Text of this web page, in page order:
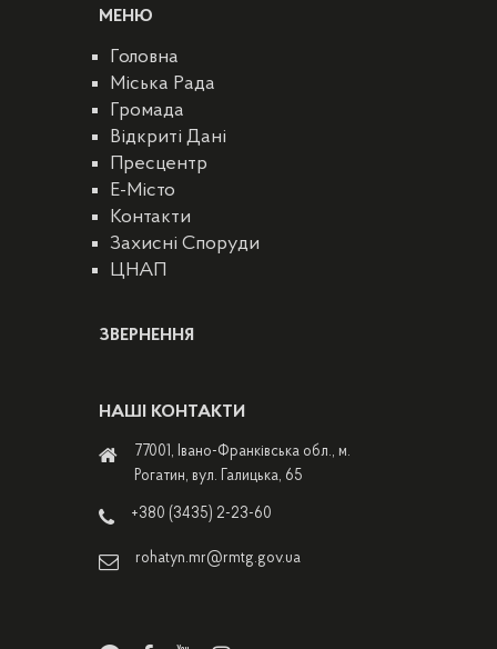
МЕНЮ
Головна
Міська Рада
Громада
Відкриті Дані
Пресцентр
E-Місто
Контакти
Захисні Споруди
ЦНАП
ЗВЕРНЕННЯ
НАШІ КОНТАКТИ
77001, Івано-Франківська обл., м.
Рогатин, вул. Галицька, 65
+380 (3435) 2-23-60
rohatyn.mr@rmtg.gov.ua